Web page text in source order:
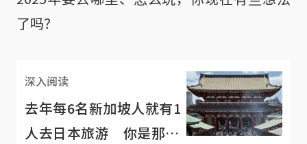
了吗？
深入阅读
去年每6名新加坡人就有1
人去日本旅游 你是那1